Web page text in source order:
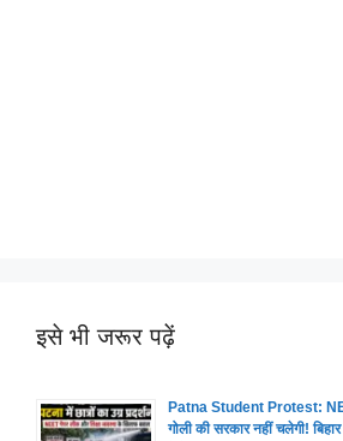
इसे भी जरूर पढ़ें
Patna Student Protest:
गोली की सरकार नहीं चलेगी!